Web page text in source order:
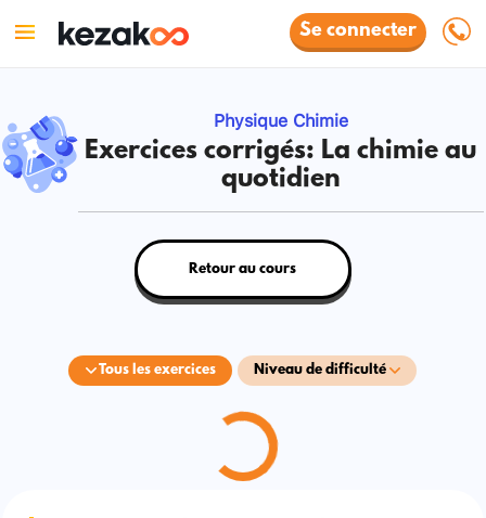
Se connecter
Physique Chimie
Exercices corrigés: La chimie au
quotidien
Tous les exercices Niveau de difficulté
Retour au cours